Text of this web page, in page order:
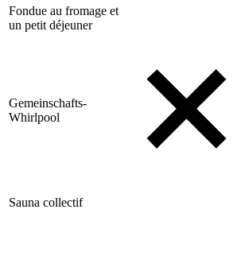
Fondue au fromage et
un petit déjeuner
Gemeinschafts-
Whirlpool
Sauna collectif